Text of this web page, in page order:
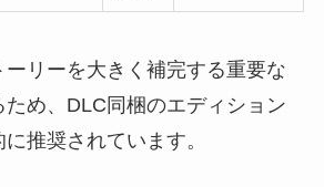
リーを大きく補完する重要な
め、DLC同梱のエディション
推奨されています。